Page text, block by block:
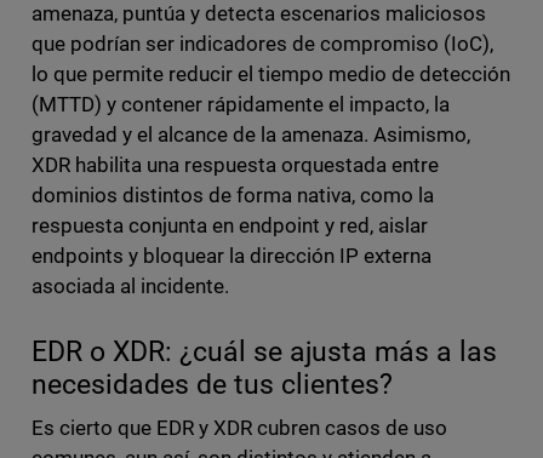
amenaza, puntúa y detecta escenarios maliciosos
que podrían ser indicadores de compromiso (IoC),
lo que permite reducir el tiempo medio de detección
(MTTD) y contener rápidamente el impacto, la
gravedad y el alcance de la amenaza. Asimismo,
XDR habilita una respuesta orquestada entre
dominios distintos de forma nativa, como la
respuesta conjunta en endpoint y red, aislar
endpoints y bloquear la dirección IP externa
asociada al incidente.
EDR o XDR: ¿cuál se ajusta más a las
necesidades de tus clientes?
Es cierto que EDR y XDR cubren casos de uso